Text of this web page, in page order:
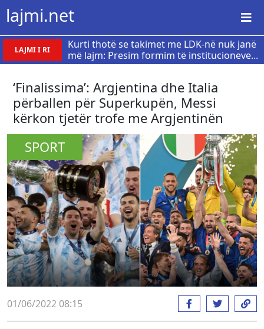
lajmi.net
LAJMI I RI
Kurti thotë se takimet me LDK-në nuk janë
më lajm: Presim formim të institucioneve...
‘Finalissima’: Argjentina dhe Italia
përballen për Superkupën, Messi
kërkon tjetër trofe me Argjentinën
SPORT
01/06/2022 08:15